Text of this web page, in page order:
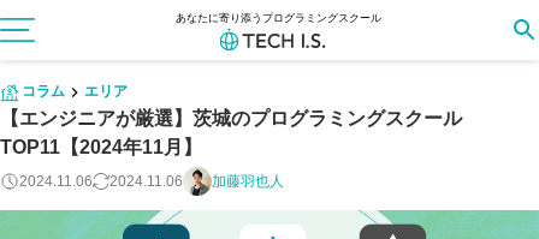
あなたに寄り添うプログラミングスクール
コラム エリア
【エンジニアが厳選】茨城のプログラミングスクール
TOP11【2024年11月】
2024.11.06 2024.11.06 加藤羽也人